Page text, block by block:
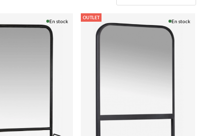
En stock
OUTLET
En stock